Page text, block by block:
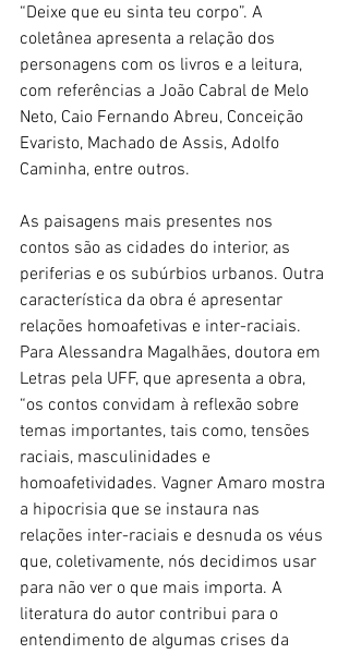
“Deixe que eu sinta teu corpo”. A
coletânea apresenta a relação dos
personagens com os livros e a leitura,
com referências a João Cabral de Melo
Neto, Caio Fernando Abreu, Conceição
Evaristo, Machado de Assis, Adolfo
Caminha, entre outros.
As paisagens mais presentes nos
contos são as cidades do interior, as
periferias e os subúrbios urbanos. Outra
característica da obra é apresentar
relações homoafetivas e inter-raciais.
Para Alessandra Magalhães, doutora em
Letras pela UFF, que apresenta a obra,
“os contos convidam à reflexão sobre
temas importantes, tais como, tensões
raciais, masculinidades e
homoafetividades. Vagner Amaro mostra
a hipocrisia que se instaura nas
relações inter-raciais e desnuda os véus
que, coletivamente, nós decidimos usar
para não ver o que mais importa. A
literatura do autor contribui para o
entendimento de algumas crises da